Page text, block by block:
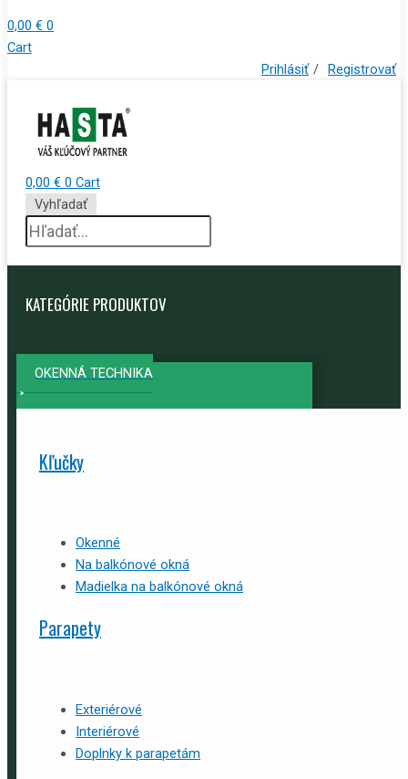
0,00 € 0
Cart
Prihlásiť / Registrovať
0,00 € 0 Cart
Vyhľadať
KATEGÓRIE PRODUKTOV
OKENNÁ TECHNIKA
Kľučky
Okenné
Na balkónové okná
Madielka na balkónové okná
Parapety
Exteriérové
Interiérové
Doplnky k parapetám